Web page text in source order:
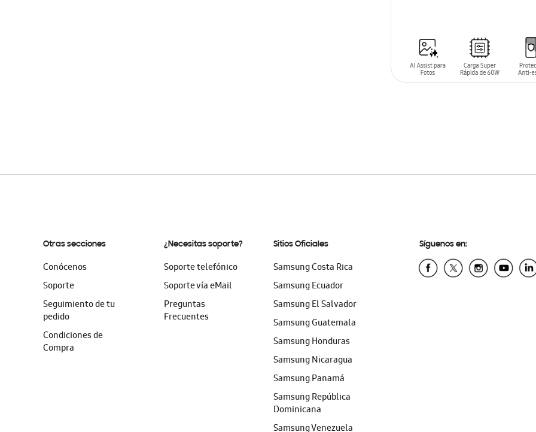
SIN
Otras secciones
Conócenos
Soporte
Seguimiento de tu
pedido
Condiciones de
Compra
¿Necesitas soporte?
Soporte telefónico
Soporte vía eMail
Preguntas
Frecuentes
Sitios Oficiales
Samsung Costa Rica
Samsung Ecuador
Samsung El Salvador
Samsung Guatemala
Samsung Honduras
Samsung Nicaragua
Samsung Panamá
Samsung República
Dominicana
Samsung Venezuela
Síguenos en: